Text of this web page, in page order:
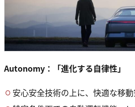
Autonomy：「進化する自律性」
安心安全技術の上に、快適な移動